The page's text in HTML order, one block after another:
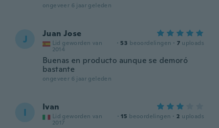
ongeveer 6 jaar geleden
J Juan Jose
Lid geworden van
2014
· 53 beoordelingen · 7 uploads
Buenas en producto aunque se demoró
bastante
ongeveer 6 jaar geleden
I Ivan
Lid geworden van
2017
· 15 beoordelingen · 2 uploads